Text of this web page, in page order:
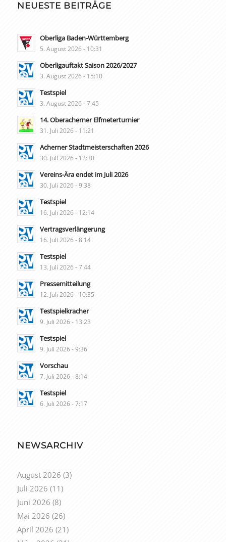
NEUESTE BEITRÄGE
Oberliga Baden-Württemberg
5. August 2026 - 10:31
Oberligauftakt Saison 2026/2027
3. August 2026 - 15:10
Testspiel
3. August 2026 - 7:45
14. Oberacherner Elfmeterturnier
31. Juli 2026 - 11:21
Acherner Stadtmeisterschaften 2026
30. Juli 2026 - 12:30
Vereins-Ära endet im Juli 2026
30. Juli 2026 - 9:38
Testspiel
16. Juli 2026 - 12:14
Vertragsverlängerung
16. Juli 2026 - 8:14
Testspiel
13. Juli 2026 - 7:44
Pressemitteilung
12. Juli 2026 - 10:35
Testspielkracher
9. Juli 2026 - 13:23
Testspiel
9. Juli 2026 - 9:36
Vorschau
7. Juli 2026 - 8:14
Testspiel
6. Juli 2026 - 7:17
NEWSARCHIV
August 2026 (3)
Juli 2026 (11)
Juni 2026 (8)
Mai 2026 (26)
April 2026 (21)